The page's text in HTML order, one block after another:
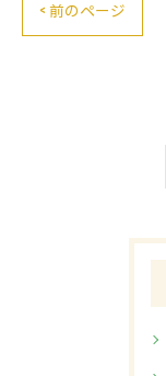
< 前のページ